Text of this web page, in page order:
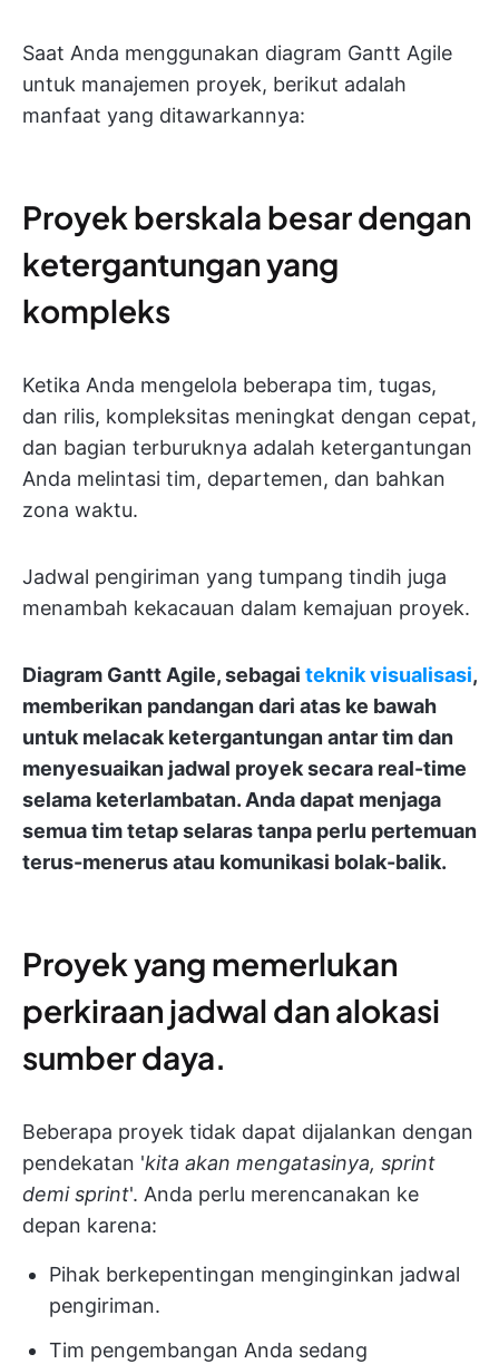
Saat Anda menggunakan diagram Gantt Agile
untuk manajemen proyek, berikut adalah
manfaat yang ditawarkannya:
Proyek berskala besar dengan
ketergantungan yang
kompleks
Ketika Anda mengelola beberapa tim, tugas,
dan rilis, kompleksitas meningkat dengan cepat,
dan bagian terburuknya adalah ketergantungan
Anda melintasi tim, departemen, dan bahkan
zona waktu.
Jadwal pengiriman yang tumpang tindih juga
menambah kekacauan dalam kemajuan proyek.
Diagram Gantt Agile, sebagai teknik visualisasi,
memberikan pandangan dari atas ke bawah
untuk melacak ketergantungan antar tim dan
menyesuaikan jadwal proyek secara real-time
selama keterlambatan. Anda dapat menjaga
semua tim tetap selaras tanpa perlu pertemuan
terus-menerus atau komunikasi bolak-balik.
Proyek yang memerlukan
perkiraan jadwal dan alokasi
sumber daya.
Beberapa proyek tidak dapat dijalankan dengan
pendekatan 'kita akan mengatasinya, sprint
demi sprint'. Anda perlu merencanakan ke
depan karena:
Pihak berkepentingan menginginkan jadwal
pengiriman.
Tim pengembangan Anda sedang